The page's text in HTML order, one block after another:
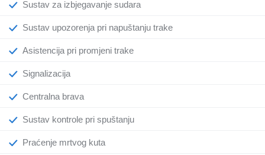
Sustav za izbjegavanje sudara
Sustav upozorenja pri napuštanju trake
Asistencija pri promjeni trake
Signalizacija
Centralna brava
Sustav kontrole pri spuštanju
Praćenje mrtvog kuta